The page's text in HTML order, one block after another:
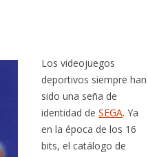
Los videojuegos
deportivos siempre han
sido una seña de
identidad deSEGA. Ya
en la época de los 16
bits, el catálogo de